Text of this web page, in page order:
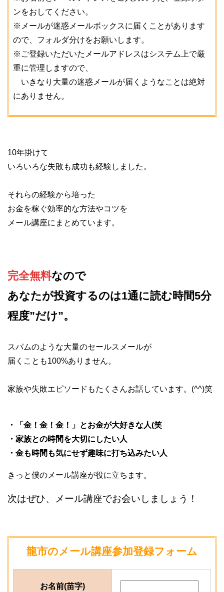
ンをおしてください。
※メールが迷惑メールボックスに届くことがあります
ので、フォルダ分けをお願いします。
※ご登録いただいたメールアドレスはシステム上で厳
重に管理しますので、
いきなり大量の迷惑メールが届くようなことは絶対
にありません。
10年掛けて
いろいろな失敗も成功も経験しました。
それらの経験から培った
お金を稼ぐ効率的な方法やコツを
メール講座にまとめています。
完全無料なので
あなたが投資するのは1通に読む時間5分
程度”だけ”。
スパムのような大量のセールスメールが
届くことも100%ありません。
家族や失敗エピソードもたくさんお話しています。(^^)笑
・「金！金！金！」とお金が大好きな人(笑
・家族との時間を大切にしたい人
・金も時間も気にせず趣味に打ち込みたい人
きっと僕のメール講座が役に立ちます。
次はぜひ、メール講座でお会いしましょう！
龍市のメール講座参加登録フォーム
お名前(苗字)